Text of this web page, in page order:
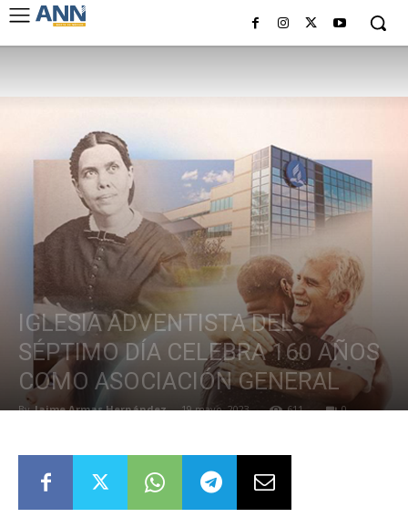
IGLESIA ADVENTISTA DEL
SÉPTIMO DÍA CELEBRA 160 AÑOS
COMO ASOCIACIÓN GENERAL
By Jaime Armas Hernández - 19 mayo, 2023 611 0